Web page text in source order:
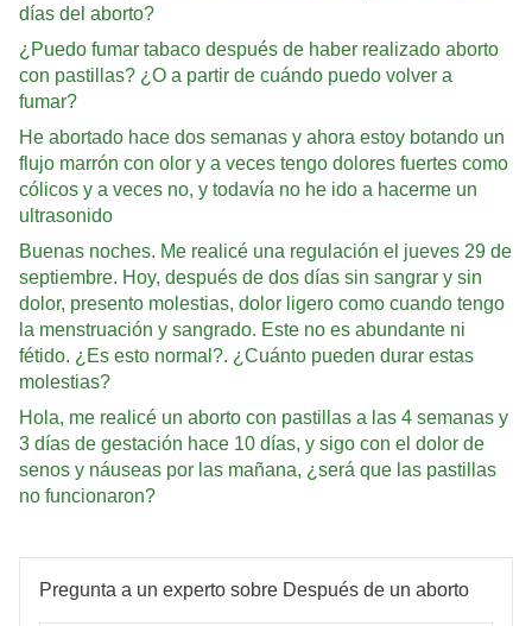
días del aborto?
¿Puedo fumar tabaco después de haber realizado aborto
con pastillas? ¿O a partir de cuándo puedo volver a
fumar?
He abortado hace dos semanas y ahora estoy botando un
flujo marrón con olor y a veces tengo dolores fuertes como
cólicos y a veces no, y todavía no he ido a hacerme un
ultrasonido
Buenas noches. Me realicé una regulación el jueves 29 de
septiembre. Hoy, después de dos días sin sangrar y sin
dolor, presento molestias, dolor ligero como cuando tengo
la menstruación y sangrado. Este no es abundante ni
fétido. ¿Es esto normal?. ¿Cuánto pueden durar estas
molestias?
Hola, me realicé un aborto con pastillas a las 4 semanas y
3 días de gestación hace 10 días, y sigo con el dolor de
senos y náuseas por las mañana, ¿será que las pastillas
no funcionaron?
Pregunta a un experto sobre Después de un aborto